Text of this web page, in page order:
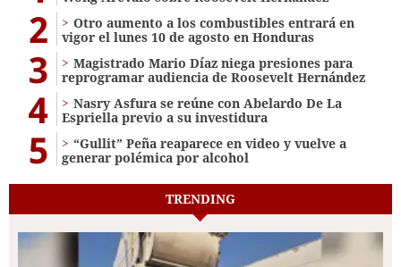
2
Otro aumento a los combustibles entrará en
vigor el lunes 10 de agosto en Honduras
3
Magistrado Mario Díaz niega presiones para
reprogramar audiencia de Roosevelt Hernández
4
Nasry Asfura se reúne con Abelardo De La
Espriella previo a su investidura
5
“Gullit” Peña reaparece en video y vuelve a
generar polémica por alcohol
TRENDING